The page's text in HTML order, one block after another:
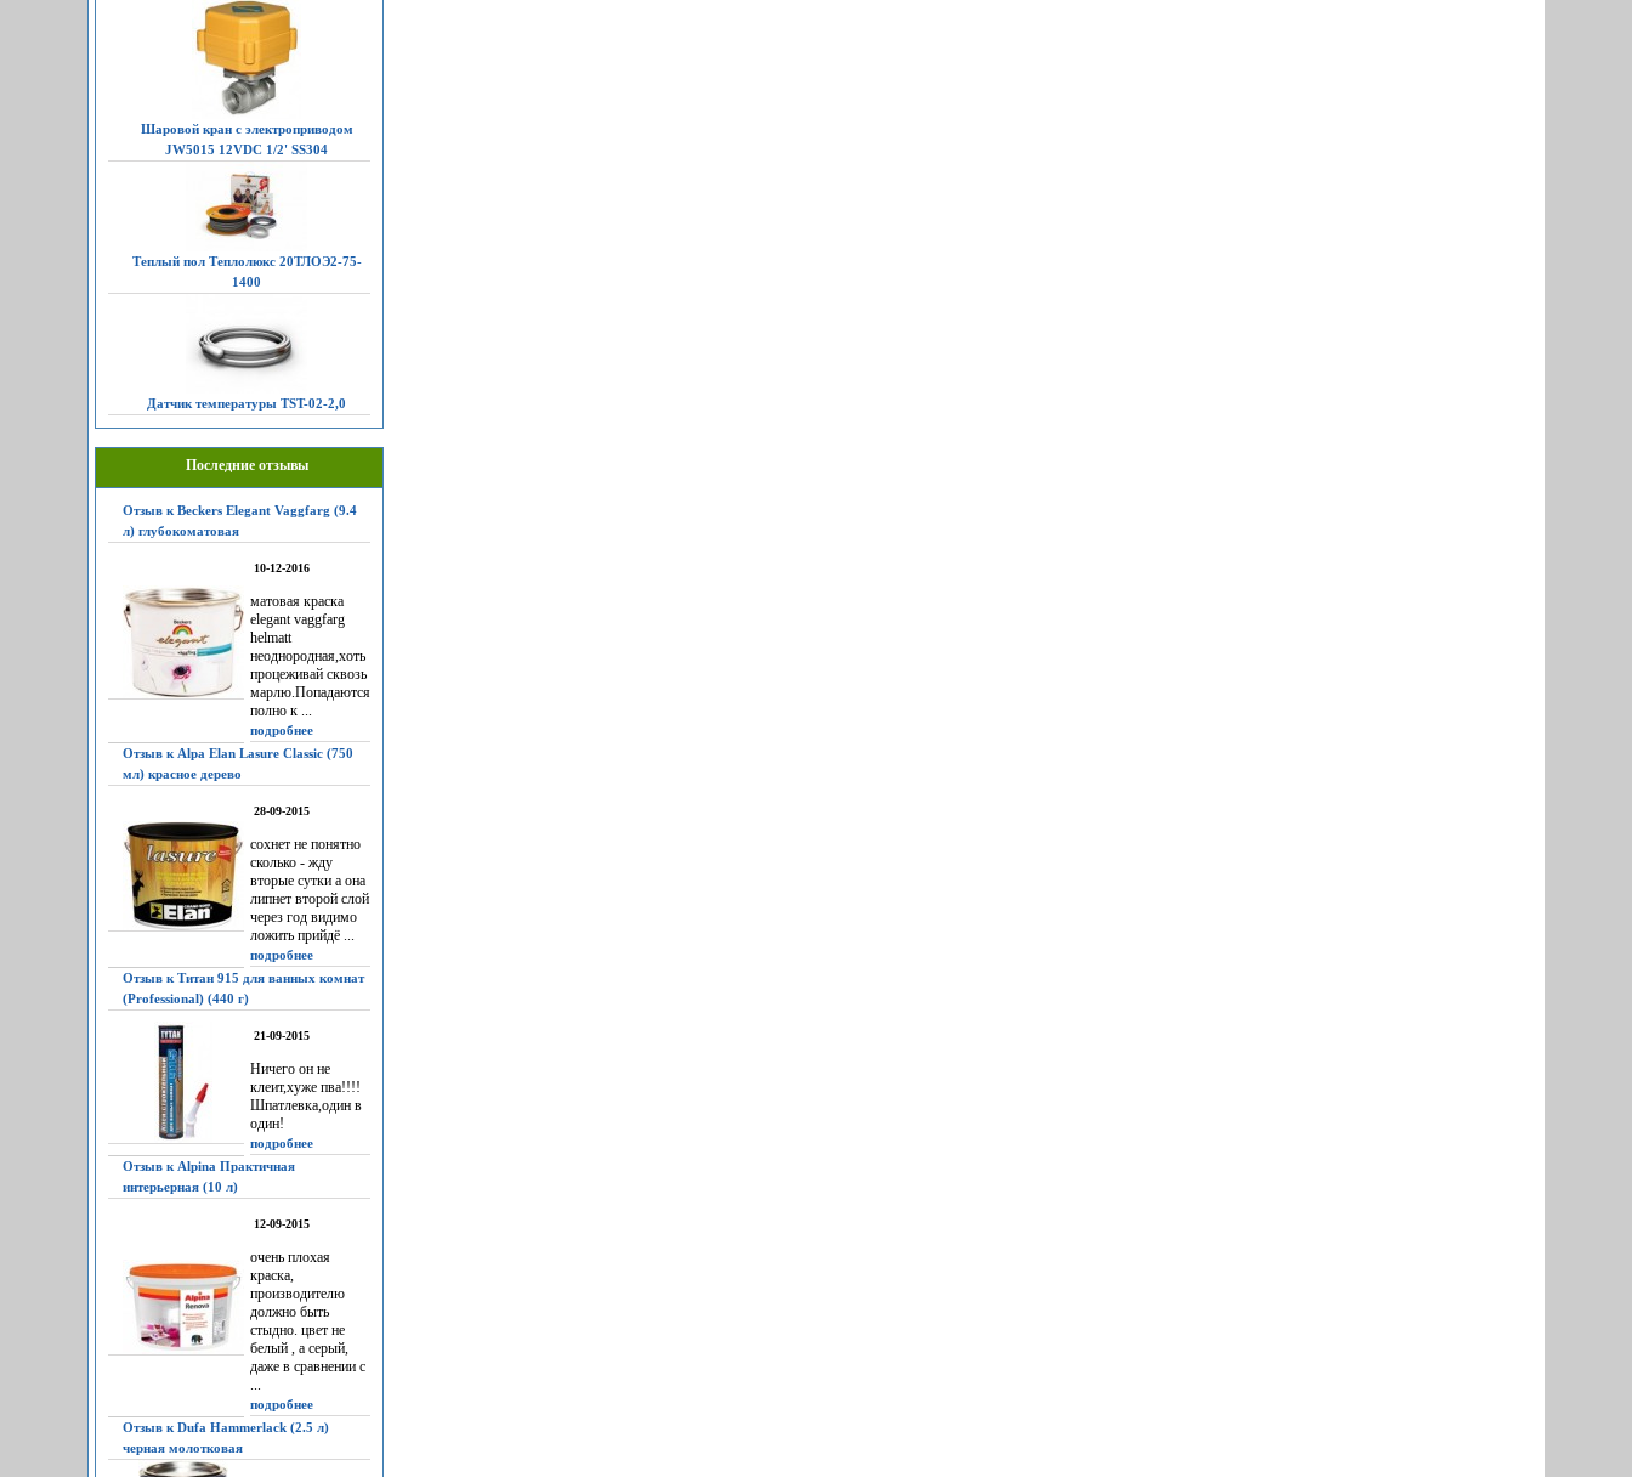
Шаровой кран с электроприводом
JW5015 12VDC 1/2' SS304
Теплый пол Теплолюкс 20ТЛОЭ2-75-
1400
Датчик температуры TST-02-2,0
Последние отзывы
Отзыв к Beckers Elegant Vaggfarg (9.4
л) глубокоматовая
10-12-2016
матовая краска
elegant vaggfarg
helmatt
неоднородная,хоть
процеживай сквозь
марлю.Попадаются
полно к ...
подробнее
Отзыв к Alpa Elan Lasure Classic (750
мл) красное дерево
28-09-2015
сохнет не понятно
сколько - жду
вторые сутки а она
липнет второй слой
через год видимо
ложить прийдё ...
подробнее
Отзыв к Титан 915 для ванных комнат
(Professional) (440 г)
21-09-2015
Ничего он не
клеит,хуже пва!!!!
Шпатлевка,один в
один!
подробнее
Отзыв к Alpina Практичная
интерьерная (10 л)
12-09-2015
очень плохая
краска,
производителю
должно быть
стыдно. цвет не
белый , а серый,
даже в сравнении с
...
подробнее
Отзыв к Dufa Hammerlack (2.5 л)
черная молотковая